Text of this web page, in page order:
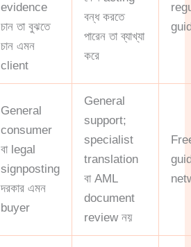
evidence
চান তা বুঝতে
চান এমন
client
বন্ধ করতে
পারেন তা ব্যাখ্যা
করে
General
consumer
বা legal
signposting
দরকার এমন
buyer
General
support;
specialist
translation
বা AML
document
review নয়